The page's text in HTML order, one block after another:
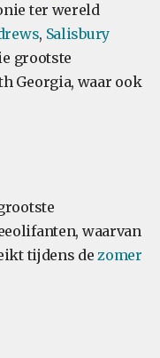
ter wereld
, Salisbury
grootste
Georgia, waar ook
waarvan
tijdens dezomer